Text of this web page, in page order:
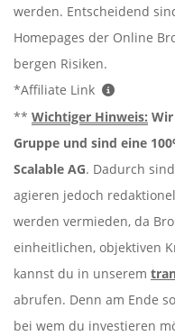
werden. Entscheidend
Homepages der Online
bergen Risiken.
*Affiliate Link
** Wichtiger Hinweis:
Gruppe und sind eine
Scalable AG. Dadurch
agieren jedoch
werden vermieden, da
einheitlichen, objektiven
kannst du in unserem
abrufen. Denn am Ende
bei wem du investieren